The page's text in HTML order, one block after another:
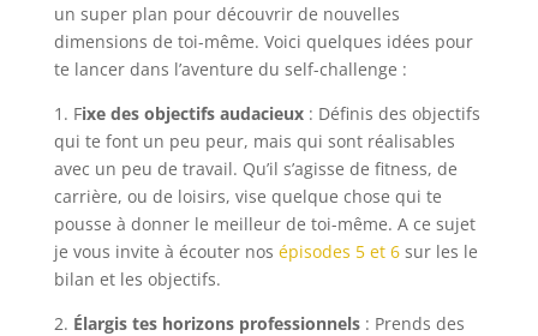
un super plan pour découvrir de nouvelles
dimensions de toi-même. Voici quelques idées pour
te lancer dans l’aventure du self-challenge :
1. Fixe des objectifs audacieux: Définis des objectifs
qui te font un peu peur, mais qui sont réalisables
avec un peu de travail. Qu’il s’agisse de fitness, de
carrière, ou de loisirs, vise quelque chose qui te
pousse à donner le meilleur de toi-même. A ce sujet
je vous invite à écouter nos épisodes 5 et 6sur les le
bilan et les objectifs.
2. Élargis tes horizons professionnels: Prends des